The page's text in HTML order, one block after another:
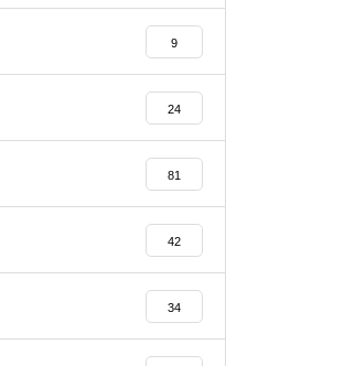
9
24
81
42
34